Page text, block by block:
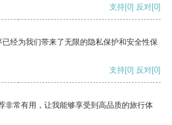
支持[0] 反对[0]
经为我们带来了无限的隐私保护和安全性保
支持[0] 反对[0]
非常有用，让我能够享受到高品质的旅行体